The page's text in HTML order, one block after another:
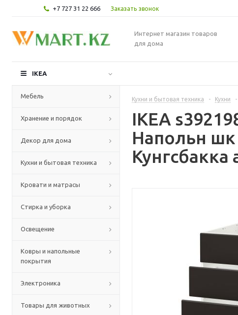
+7 727 31 22 666 Заказать звонок
Интернет магазин товаров
для дома
IKEA
Мебель
Хранение и порядок
Декор для дома
Кухни и бытовая техника
Кровати и матрасы
Стирка и уборка
Освещение
Ковры и напольные
покрытия
Электроника
Товары для животных
Кухни и бытовая техника - Кухни -
IKEA
Напольн
Кунгсбакка